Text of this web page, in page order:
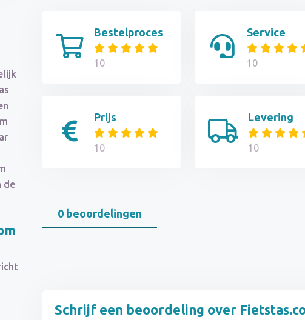
de
Bestelproces
10
Prijs
10
Service
10
Levering
10
0 beoordelingen
Schrijf een beoordeling over